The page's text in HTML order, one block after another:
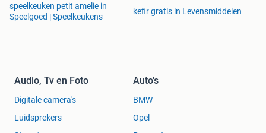
speelkeuken petit amelie in
Speelgoed | Speelkeukens
kefir gratis in Levensmiddelen
Audio, Tv en Foto
Digitale camera's
Luidsprekers
Auto's
BMW
Opel